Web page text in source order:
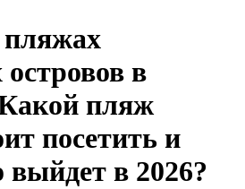
в
пляж
посетить и
выйдет в 2026?